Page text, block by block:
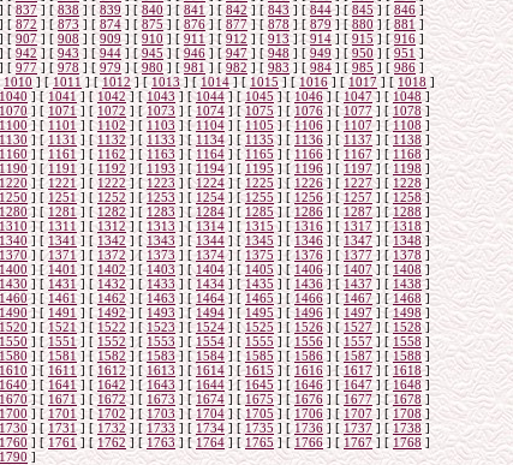
] [837] [838] [839 ] [840] [ 841 ] [ 842] [ 843 ] [844] [845] [ 846]
] [872 ] [873 ] [ 874 ] [875] [ 876] [ 877] [ 878 ] [ 879] [ 880 ] [ 881 ]
] [907] [ 908 ] [909] [ 910 ] [ 911] [ 912 ] [ 913] [914] [ 915] [916 ]
] [942] [943] [944 ] [945] [946 ] [947] [948 ] [949] [950] [951 ]
] [ 977] [ 978] [ 979] [980 ] [981 ] [982 ] [ 983 ] [ 984] [985 ] [986 ]
1010 ] [ 1011 ] [1012] [ 1013] [1014 ] [ 1015 ] [ 1016 ] [ 1017] [ 1018 ]
1040] [1041] [ 1042] [1043 ] [1044] [ 1045 ] [1046] [ 1047] [ 1048 ]
1070 ] [1071] [1072] [1073 ] [ 1074] [1075] [ 1076] [1077] [ 1078]
1100] [ 1101 ] [1102] [ 1103 ] [1104] [ 1105] [1106 ] [ 1107] [1108 ]
1130 ] [1131 ] [1132] [ 1133 ] [ 1134] [ 1135] [ 1136 ] [1137 ] [1138 ]
1160 ] [1161 ] [ 1162 ] [1163 ] [ 1164] [1165 ] [1166] [1167 ] [ 1168]
1190] [1191 ] [ 1192 ] [ 1193] [1194] [ 1195 ] [1196 ] [1197] [ 1198 ]
1220] [1221] [ 1222] [1223 ] [1224] [1225 ] [ 1226] [ 1227] [ 1228]
1250 ] [1251] [ 1252] [1253 ] [ 1254] [1255 ] [ 1256] [1257 ] [ 1258]
1280] [1281] [1282 ] [1283 ] [ 1284] [ 1285] [1286] [1287 ] [1288 ]
1310] [ 1311 ] [1312] [ 1313 ] [ 1314 ] [ 1315] [1316 ] [ 1317 ] [1318 ]
1340] [ 1341] [ 1342 ] [1343 ] [1344 ] [1345 ] [ 1346] [1347] [ 1348]
1370] [1371] [ 1372 ] [ 1373 ] [1374] [ 1375 ] [1376 ] [1377] [ 1378 ]
1400 ] [1401 ] [1402] [1403] [1404] [1405] [ 1406] [ 1407] [ 1408]
1430 ] [1431] [ 1432] [ 1433] [1434] [1435 ] [ 1436] [1437] [ 1438]
1460] [1461] [1462 ] [1463 ] [ 1464] [ 1465] [1466] [1467] [1468 ]
1490] [ 1491 ] [ 1492] [ 1493 ] [1494 ] [ 1495] [1496 ] [ 1497] [1498 ]
1520] [1521] [ 1522 ] [1523 ] [1524] [1525 ] [ 1526] [1527] [ 1528]
1550 ] [1551] [ 1552 ] [ 1553 ] [ 1554] [ 1555 ] [ 1556 ] [1557 ] [ 1558 ]
1580 ] [ 1581 ] [ 1582 ] [ 1583] [1584 ] [1585 ] [ 1586 ] [ 1587] [ 1588]
1610] [1611] [ 1612] [1613 ] [1614] [1615 ] [1616] [1617] [ 1618]
1640] [1641] [1642 ] [1643 ] [1644] [ 1645] [1646] [1647] [ 1648]
1670] [ 1671 ] [1672] [ 1673 ] [1674 ] [1675] [1676 ] [ 1677] [1678]
1700] [1701 ] [1702] [ 1703 ] [1704] [1705] [ 1706 ] [1707] [1708]
1730] [ 1731] [ 1732 ] [ 1733 ] [ 1734 ] [ 1735 ] [ 1736 ] [ 1737 ] [ 1738]
1760] [1761 ] [ 1762 ] [ 1763] [1764] [ 1765 ] [ 1766 ] [ 1767] [ 1768 ]
1790]